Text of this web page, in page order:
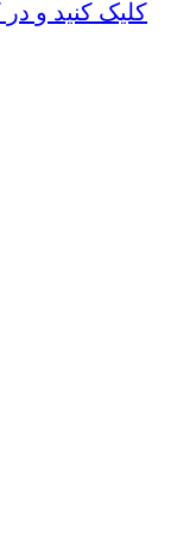
کلیک کنید و